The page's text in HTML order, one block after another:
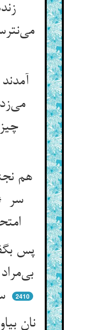
هم
سر
امتحان هم او بصر
پس
سکته اندر اوفتاد
2410
نان